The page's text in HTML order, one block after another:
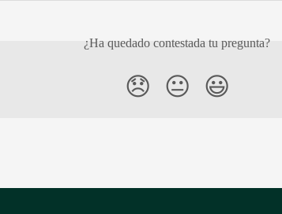
¿Ha quedado contestada tu pregunta?
😞 😐 😃